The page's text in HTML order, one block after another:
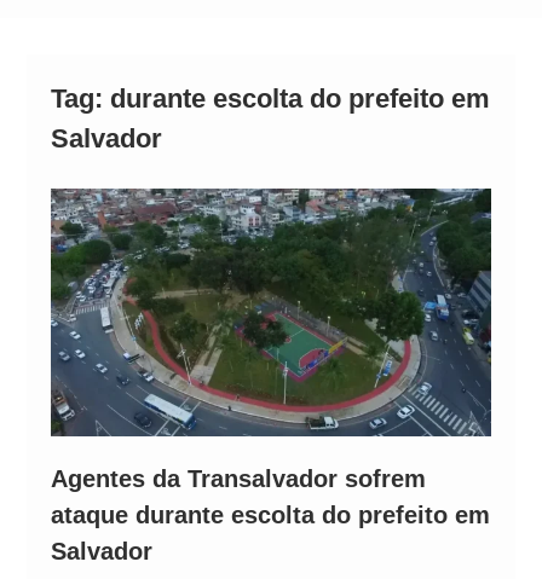
Tag: durante escolta do prefeito em
Salvador
Agentes da Transalvador sofrem
ataque durante escolta do prefeito em
Salvador